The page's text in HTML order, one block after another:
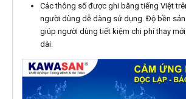
Các thông số được ghi bằng tiếng Việt
người dùng dễ dàng sử dụng. Độ bền sản
giúp người dùng tiết kiệm chi phí thay
dài.